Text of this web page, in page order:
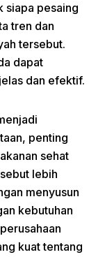
siapa pesaing
tren dan
tersebut.
dapat
dan efektif.
penting
sehat
lebih
menyusun
kebutuhan
kuat tentang